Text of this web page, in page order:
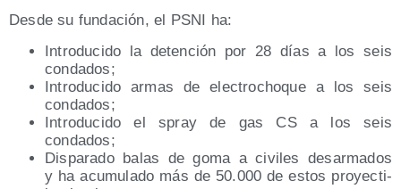
Des­de su fun­da­ción, el PSNI ha:
Intro­du­ci­do la deten­ción por 28 días a los seis
condados;
Intro­du­ci­do armas de elec­tro­cho­que a los seis
condados;
Intro­du­ci­do el spray de gas CS a los seis
condados;
Dis­pa­ra­do balas de goma a civi­les des­ar­ma­dos
y ha acu­mu­la­do más de 50.000 de estos pro­yec­ti­